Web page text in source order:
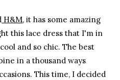
H&M, it has some amazing
this lace dress that I'm in
and so chic. The best
in a thousand ways
This time, I decided